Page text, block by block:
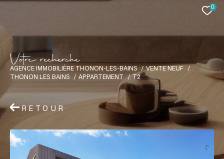
0
Votre recherche
AGENCE IMMOBILIÈRE THONON-LES-BAINS
VENTE NEUF
THONON LES BAINS
APPARTEMENT T2
RETOUR